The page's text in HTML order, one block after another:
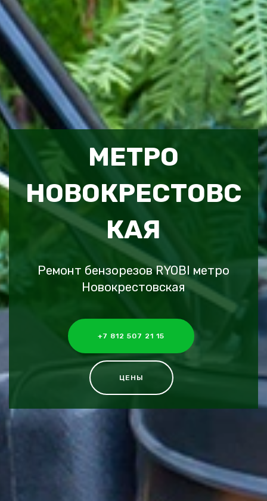
МЕТРО
НОВОКРЕСТОВС
КАЯ
Ремонт бензорезов RYOBI метро
Новокрестовская
+7 812 507 21 15
ЦЕНЫ